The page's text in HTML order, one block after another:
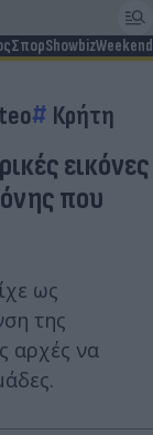
ΣπορShowbizWeekend
Κρήτη
εικόνες
που
ως
της
αρχές να